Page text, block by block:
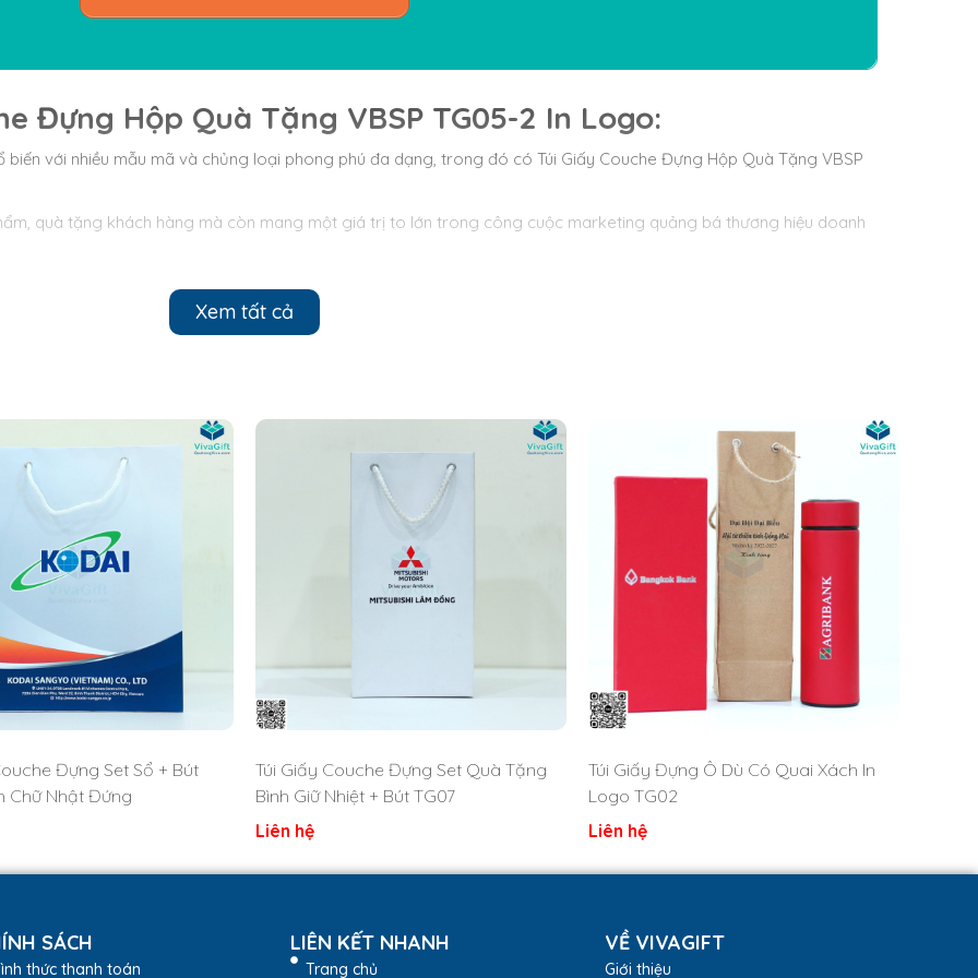
Đựng Hộp Quà Tặng VBSP TG05-2 In Logo:
với nhiều mẫu mã và chủng loại phong phú đa dạng, trong đó có Túi Giấy Couche Đựng Hộp Quà Tặng VBSP
quà tặng khách hàng mà còn mang một giá trị to lớn trong công cuộc marketing quảng bá thương hiệu doanh
VBSP TG05-2 In Logo có quai loại quai bằng dây thừng cũng khá đẹp.
Xem tất cả
Đựng Set Sổ + Bút
Chữ Nhật Đứng
Túi Giấy Couche Đựng Set Quà Tặng
Bình Giữ Nhiệt + Bút TG07
Liên hệ
Túi Giấy Đựng Ô Dù Có Quai Xách In
Logo TG02
Liên hệ
SÁCH
thức thanh toán
LIÊN KẾT NHANH
Trang chủ
VỀ VIVAGIFT
Giới thiệu